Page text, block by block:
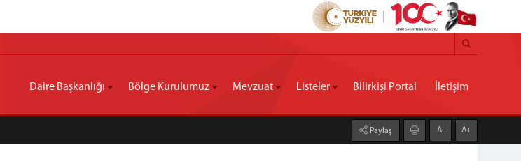
Daire Başkanlığı Bölge Kurulumuz Mevzuat Listeler Bilirkişi Portal İletişim
Paylaş A- A+